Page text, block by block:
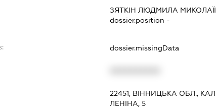
ЗЯТКІН ЛЮДМИЛА
dossier.position -
dossier.missingData
22451, ВІННИЦЬКА ОБЛ.,
ЛЕНІНА, 5